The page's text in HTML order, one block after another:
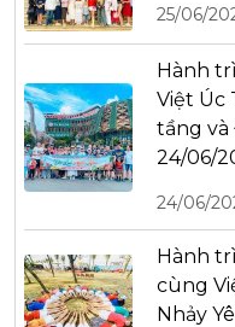
25/06/
Hành
Việt Úc
tầng
24/06/
24/06/
Hành
cùng
Nhảy